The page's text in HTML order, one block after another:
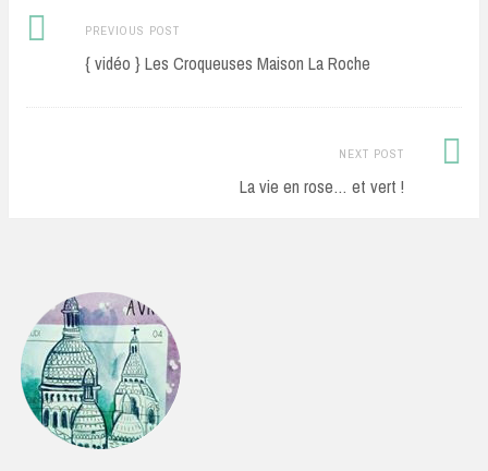
Post
navigation
PREVIOUS POSTPrevious
post:
{ vidéo } Les Croqueuses Maison La Roche
NEXT POST
La vie en rose… et vert !